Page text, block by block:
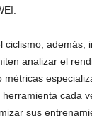
ciclismo, además,
analizar el
métricas
cada
sus